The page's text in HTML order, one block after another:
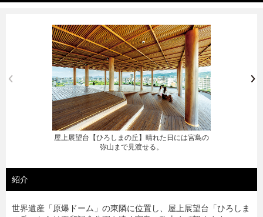
【おりづるの壁】おりづるタワーのシンボル
紹介
世界遺産「原爆ドーム」の東隣に位置し、屋上展望台「ひろしま